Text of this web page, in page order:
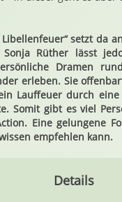
setzt da
Sonja Rüther lässt
Dramen
erleben. Sie
Lauffeuer durch eine
Somit gibt es viel
Eine gelungene
empfehlen kann.
Details